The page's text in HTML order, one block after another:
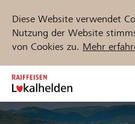
Diese Website verwendet
Nutzung der Website
von Cookies zu. Mehr
Zum
Inhalt
springen